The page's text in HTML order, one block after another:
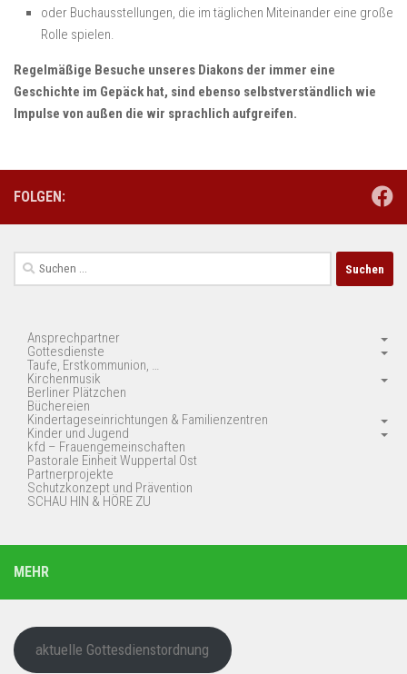
oder Buchausstellungen, die im täglichen Miteinander eine große
Rolle spielen.
Regelmäßige Besuche unseres Diakons der immer eine
Geschichte im Gepäck hat, sind ebenso selbstverständlich wie
Impulse von außen die wir sprachlich aufgreifen.
FOLGEN:
Suchen
nach:
Ansprechpartner
Gottesdienste
Taufe, Erstkommunion, …
Kirchenmusik
Berliner Plätzchen
Büchereien
Kindertageseinrichtungen & Familienzentren
Kinder und Jugend
kfd – Frauengemeinschaften
Pastorale Einheit Wuppertal Ost
Partnerprojekte
Schutzkonzept und Prävention
SCHAU HIN & HÖRE ZU
MEHR
aktuelle Gottesdienstordnung